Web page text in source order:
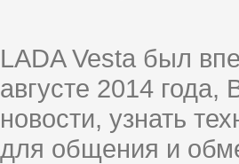
LADA Vesta был
августе 2014
новости, узнать
для общения и